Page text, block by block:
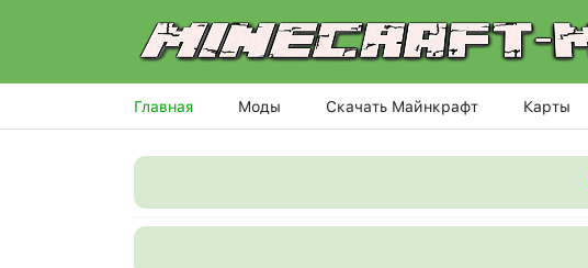
Главная Моды Скачать Майнкрафт Карты